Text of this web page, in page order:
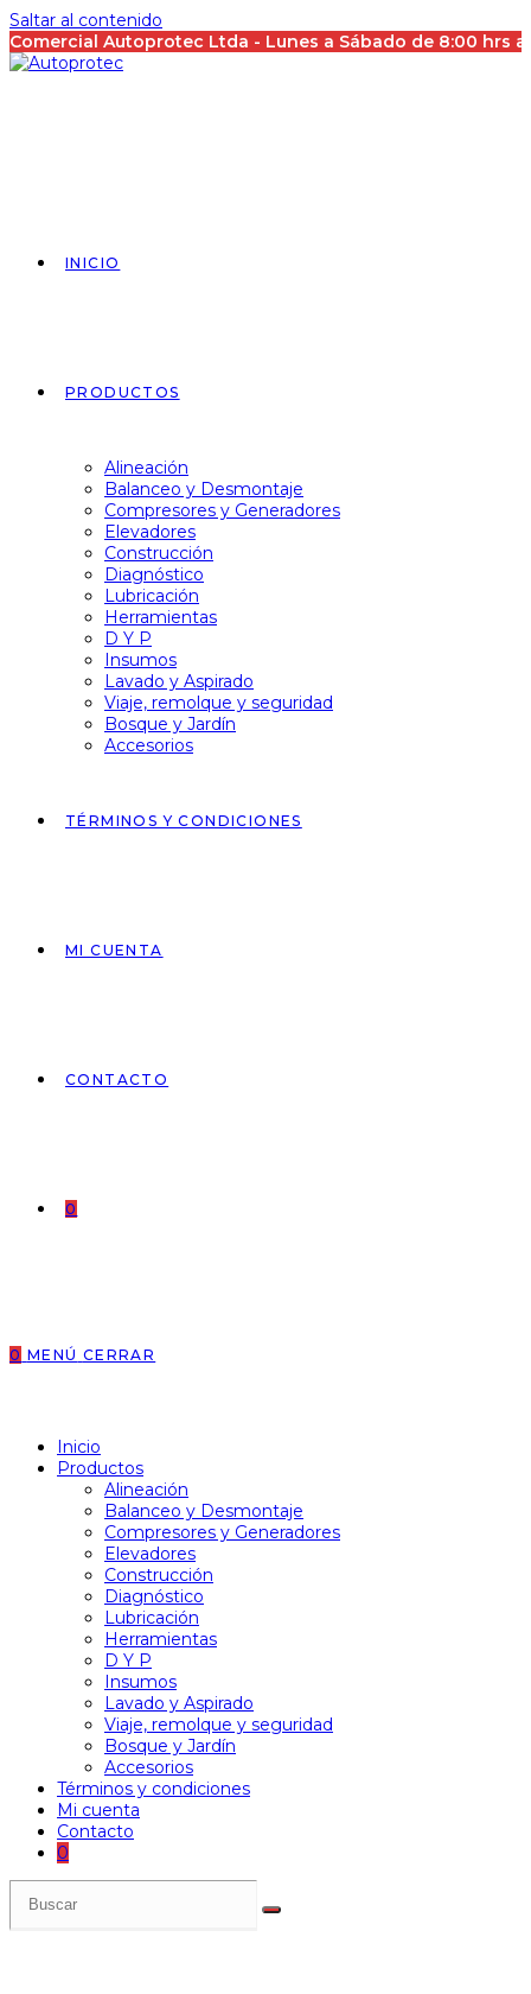
Saltar al contenido
Comercial Autoprotec Ltda - Lunes a Sábado de 8:00 hrs a
INICIO
PRODUCTOS
Alineación
Balanceo y Desmontaje
Compresores y Generadores
Elevadores
Construcción
Diagnóstico
Lubricación
Herramientas
D Y P
Insumos
Lavado y Aspirado
Viaje, remolque y seguridad
Bosque y Jardín
Accesorios
TÉRMINOS Y CONDICIONES
MI CUENTA
CONTACTO
0
0 MENÚ CERRAR
Inicio
Productos
Alineación
Balanceo y Desmontaje
Compresores y Generadores
Elevadores
Construcción
Diagnóstico
Lubricación
Herramientas
D Y P
Insumos
Lavado y Aspirado
Viaje, remolque y seguridad
Bosque y Jardín
Accesorios
Términos y condiciones
Mi cuenta
Contacto
0